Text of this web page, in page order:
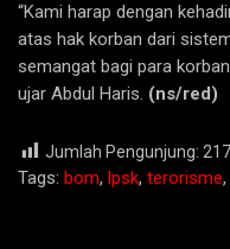
“Kami harap dengan
atas hak korban dari
semangat bagi para
ujar Abdul Haris. (ns/red)
Jumlah Pengunjung: 217
Tags: bom, lpsk, terorisme,